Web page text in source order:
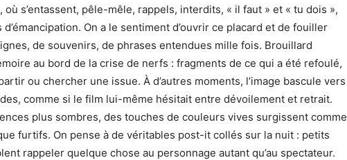
où s’entassent, pêle-mêle, rappels, interdits, « il faut » et « tu dois »,
On a le sentiment d’ouvrir ce placard et de fouiller
de souvenirs, de phrases entendues mille fois. Brouillard
au bord de la crise de nerfs : fragments de ce qui a été refoulé,
ou chercher une issue. À d’autres moments, l’image bascule vers
comme si le film lui-même hésitait entre dévoilement et retrait.
plus sombres, des touches de couleurs vives surgissent comme
furtifs. On pense à de véritables post-it collés sur la nuit : petits
rappeler quelque chose au personnage autant qu’au spectateur.